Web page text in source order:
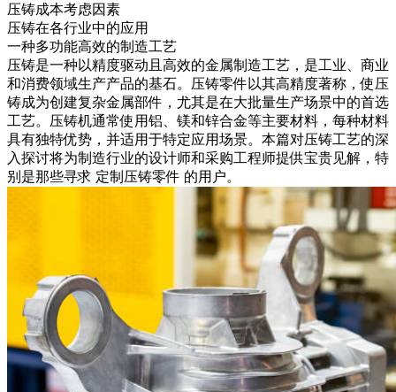
压铸成本考虑因素
压铸在各行业中的应用
一种多功能高效的制造工艺
压铸是一种以精度驱动且高效的金属制造工艺，是工业、商业
和消费领域生产产品的基石。压铸零件以其高精度著称，使压
铸成为创建复杂金属部件，尤其是在大批量生产场景中的首选
工艺。压铸机通常使用铝、镁和锌合金等主要材料，每种材料
具有独特优势，并适用于特定应用场景。本篇对压铸工艺的深
入探讨将为制造行业的设计师和采购工程师提供宝贵见解，特
别是那些寻求 定制压铸零件 的用户。